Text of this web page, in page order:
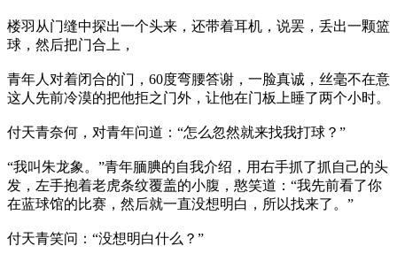
楼羽从门缝中探出一个头来，还带着耳机，说罢，丢出一颗篮
球，然后把门合上，
青年人对着闭合的门，60度弯腰答谢，一脸真诚，丝毫不在意
这人先前冷漠的把他拒之门外，让他在门板上睡了两个小时。
付天青奈何，对青年问道：“怎么忽然就来找我打球？”
“我叫朱龙象。”青年腼腆的自我介绍，用右手抓了抓自己的头
发，左手抱着老虎条纹覆盖的小腹，憨笑道：“我先前看了你
在蓝球馆的比赛，然后就一直没想明白，所以找来了。”
付天青笑问：“没想明白什么？”